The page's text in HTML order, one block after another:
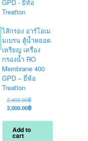
ไส้กรอง อาร์โอเม
มเบรน ตู้น้ำหยอด
เหรียญ เครื่อง
กรองน้ำ RO
Membrane 400
GPD – ยี่ห้อ
Treatton
2,400.00฿
2,400.00฿.
2,000.00฿
is:
Add to
cart